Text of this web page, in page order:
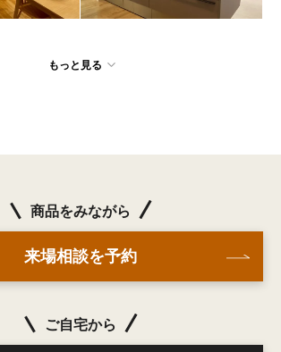
もっと見る
商品をみながら
来場相談を予約
ご自宅から